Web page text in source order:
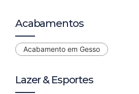
Acabamentos
Acabamento em Gesso
Lazer & Esportes